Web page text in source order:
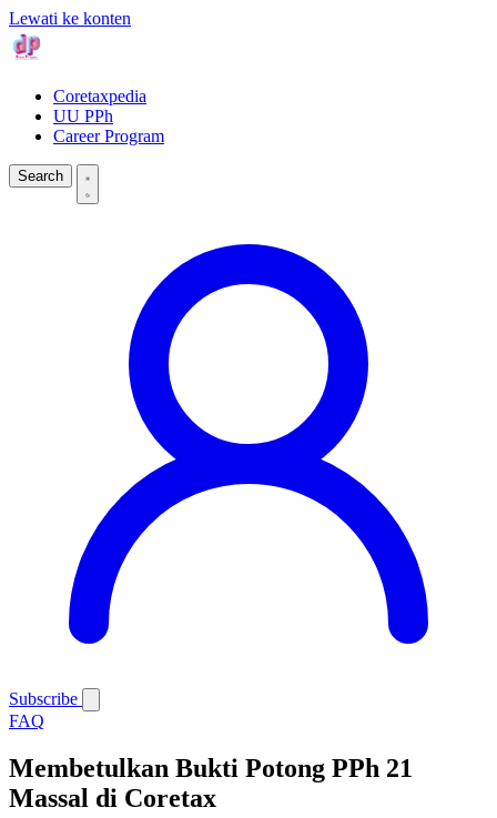
Lewati ke konten
Coretaxpedia
UU PPh
Career Program
Search
Subscribe
FAQ
Membetulkan Bukti Potong PPh 21
Massal di Coretax